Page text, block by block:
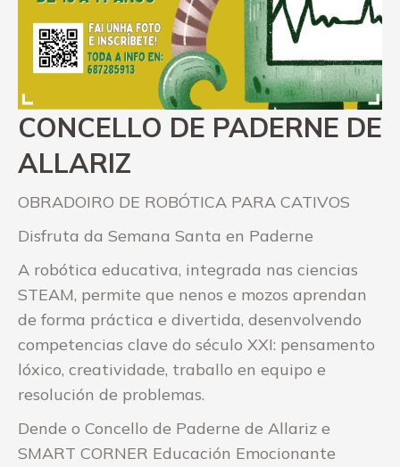
CONCELLO DE PADERNE DE
ALLARIZ
OBRADOIRO DE ROBÓTICA PARA CATIVOS
Disfruta da Semana Santa en Paderne
A robótica educativa, integrada nas ciencias
STEAM, permite que nenos e mozos aprendan
de forma práctica e divertida, desenvolvendo
competencias clave do século XXI: pensamento
lóxico, creatividade, traballo en equipo e
resolución de problemas.
Dende o Concello de Paderne de Allariz e
SMART CORNER Educación Emocionante